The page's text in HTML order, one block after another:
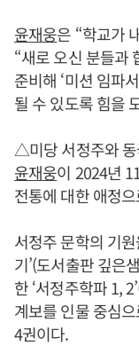
윤재웅은 “학교가
“새로 오신 분들과
준비해 ‘미션 임파
될 수 있도록 힘을
△미당 서정주와 동
윤재웅이 2024년
전통에 대한 애정
서정주 문학의 기
기’(도서출판 깊은
한 ‘서정주학파 1,
계보를 인물 중심
4권이다.